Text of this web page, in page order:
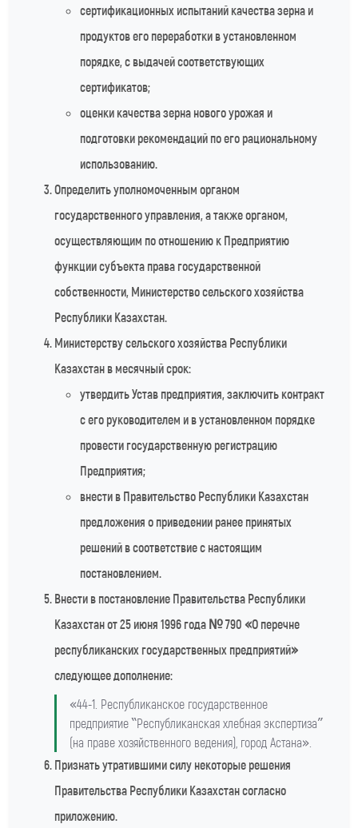
сертификационных испытаний качества зерна и
продуктов его переработки в установленном
порядке, с выдачей соответствующих
сертификатов;
оценки качества зерна нового урожая и
подготовки рекомендаций по его рациональному
использованию.
Определить уполномоченным органом
государственного управления, а также органом,
осуществляющим по отношению к Предприятию
функции субъекта права государственной
собственности, Министерство сельского хозяйства
Республики Казахстан.
Министерству сельского хозяйства Республики
Казахстан в месячный срок:
утвердить Устав предприятия, заключить контракт
с его руководителем и в установленном порядке
провести государственную регистрацию
Предприятия;
внести в Правительство Республики Казахстан
предложения о приведении ранее принятых
решений в соответствие с настоящим
постановлением.
Внести в постановление Правительства Республики
Казахстан от 25 июня 1996 года № 790 «О перечне
республиканских государственных предприятий»
следующее дополнение:
«44-1. Республиканское государственное
предприятие “Республиканская хлебная экспертиза”
(на праве хозяйственного ведения), город Астана».
Признать утратившими силу некоторые решения
Правительства Республики Казахстан согласно
приложению.